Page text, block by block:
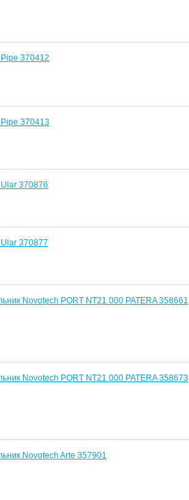
370412
370413
370876
370877
Novotech PORT NT21 000 PATERA 358661
Novotech PORT NT21 000 PATERA 358673
Novotech Arte 357901